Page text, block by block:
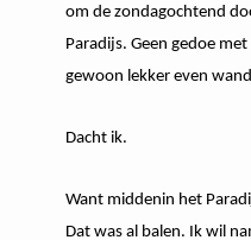
om de zondagochtend
Paradijs. Geen gedoe
gewoon lekker even
Dacht ik.
Want middenin het
Dat was al balen. Ik wil